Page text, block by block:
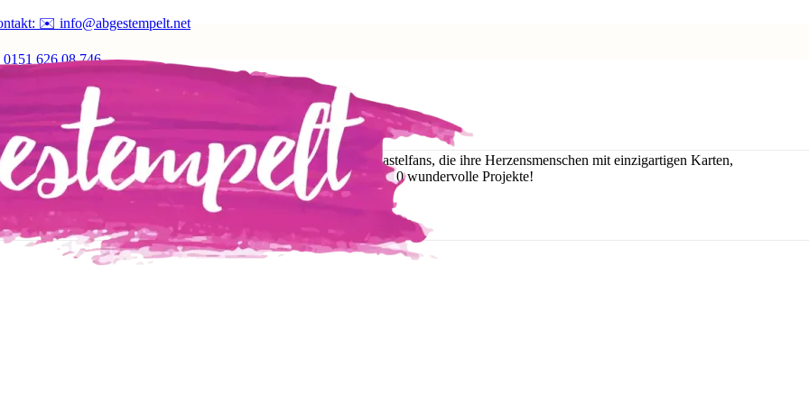
✉️ info@abgestempelt.net
0151 626 08 746
Saison der Liebe! 💖
neue Kreativ-Box „Von Herzen“ist da – perfekt für alle Bastelfans, die ihre Herzensmenschen mit einzigartigen Karten,
oder Bastelprofi bist: Mit dieser Box gelingen dir mühelos 10 wundervolle Projekte!